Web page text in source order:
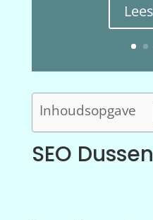
Inhoudsopgave
SEO Dussen